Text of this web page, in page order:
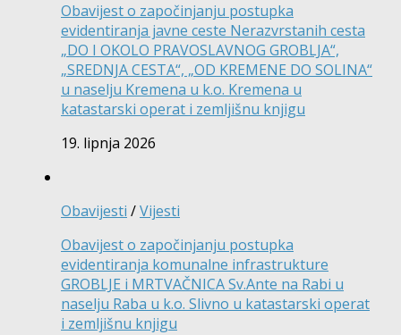
Obavijest o započinjanju postupka
evidentiranja javne ceste Nerazvrstanih cesta
„DO I OKOLO PRAVOSLAVNOG GROBLJA“,
„SREDNJA CESTA“, „OD KREMENE DO SOLINA“
u naselju Kremena u k.o. Kremena u
katastarski operat i zemljišnu knjigu
19. lipnja 2026
Obavijesti /Vijesti
Obavijest o započinjanju postupka
evidentiranja komunalne infrastrukture
GROBLJE i MRTVAČNICA Sv.Ante na Rabi u
naselju Raba u k.o. Slivno u katastarski operat
i zemljišnu knjigu